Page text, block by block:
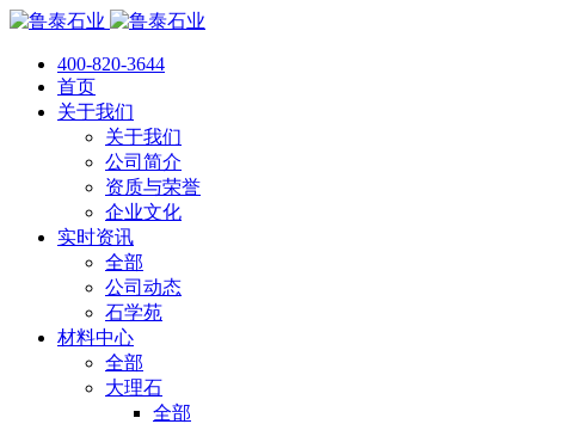
400-820-3644
首页
关于我们
关于我们
公司简介
资质与荣誉
企业文化
实时资讯
全部
公司动态
石学苑
材料中心
全部
大理石
全部